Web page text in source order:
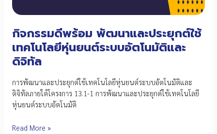
กิจกรรมดีพร้อม พัฒนาและประยุกต์ใช้
เทคโนโลยีหุ่นยนต์ระบบอัตโนมัติและ
ดิจิทัล
การพัฒนาและประยุกต์ใช้เทคโนโลยีหุ่นยนต์ระบบอัตโนมัติและ
ดิจิทัลภายใต้โครงการ 13.1-1 การพัฒนาและประยุกต์ใช้เทคโนโลยี
หุ่นยนต์ระบบอัตโนมัติ
กิจกรรม
Read More »